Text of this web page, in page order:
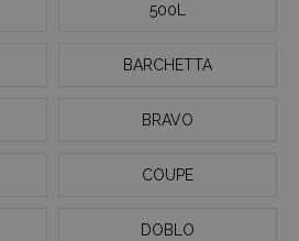
500L
BARCHETTA
BRAVO
COUPE
DOBLO